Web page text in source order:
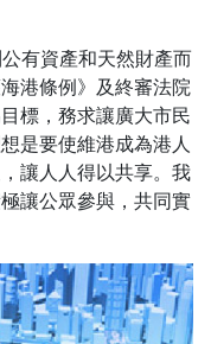
有資產和天然財產而
港條例》及終審法院
標，務求讓廣大市民
是要使維港成為港人
讓人人得以共享。我
讓公眾參與，共同實